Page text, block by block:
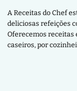
A Receitas do Chef
deliciosas refeições
Oferecemos receitas
caseiros, por